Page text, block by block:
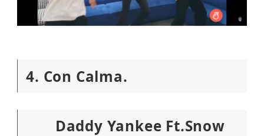
4. Con Calma.
Daddy Yankee Ft.Snow